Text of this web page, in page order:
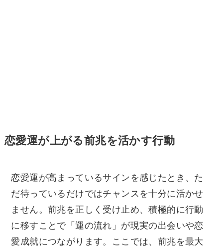
恋愛運が上がる前兆を活かす行動
恋愛運が高まっているサインを感じたとき、た
だ待っているだけではチャンスを十分に活かせ
ません。前兆を正しく受け止め、積極的に行動
に移すことで「運の流れ」が現実の出会いや恋
愛成就につながります。ここでは、前兆を最大